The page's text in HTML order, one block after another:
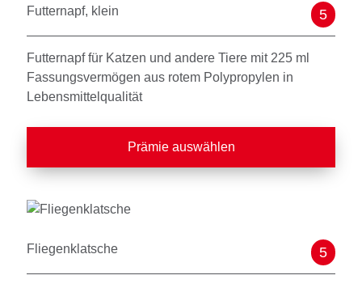
Futternapf, klein 5
Futternapf für Katzen und andere Tiere mit 225 ml
Fassungsvermögen aus rotem Polypropylen in
Lebensmittelqualität
Prämie auswählen
Fliegenklatsche 5